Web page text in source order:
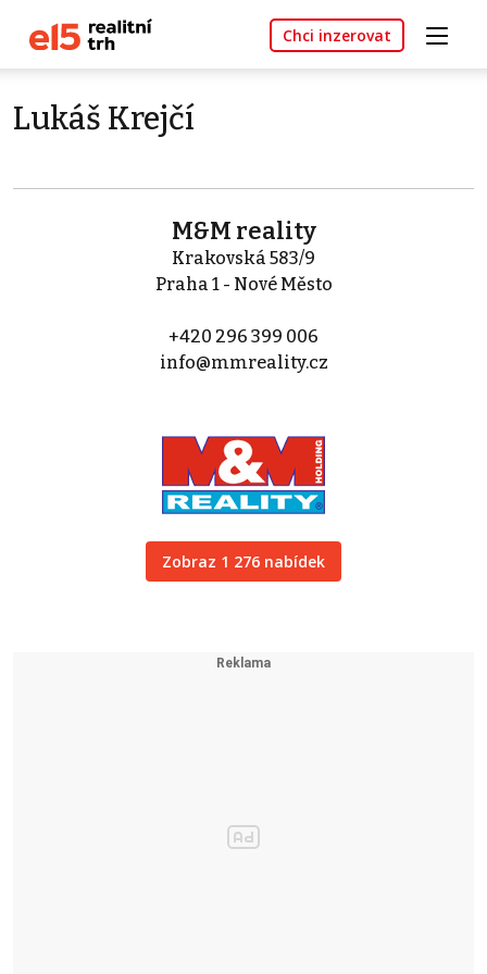
Chci inzerovat
Lukáš Krejčí
M&M reality
Krakovská 583/9
Praha 1 - Nové Město
+420 296 399 006
info@mmreality.cz
Zobraz 1 276 nabídek